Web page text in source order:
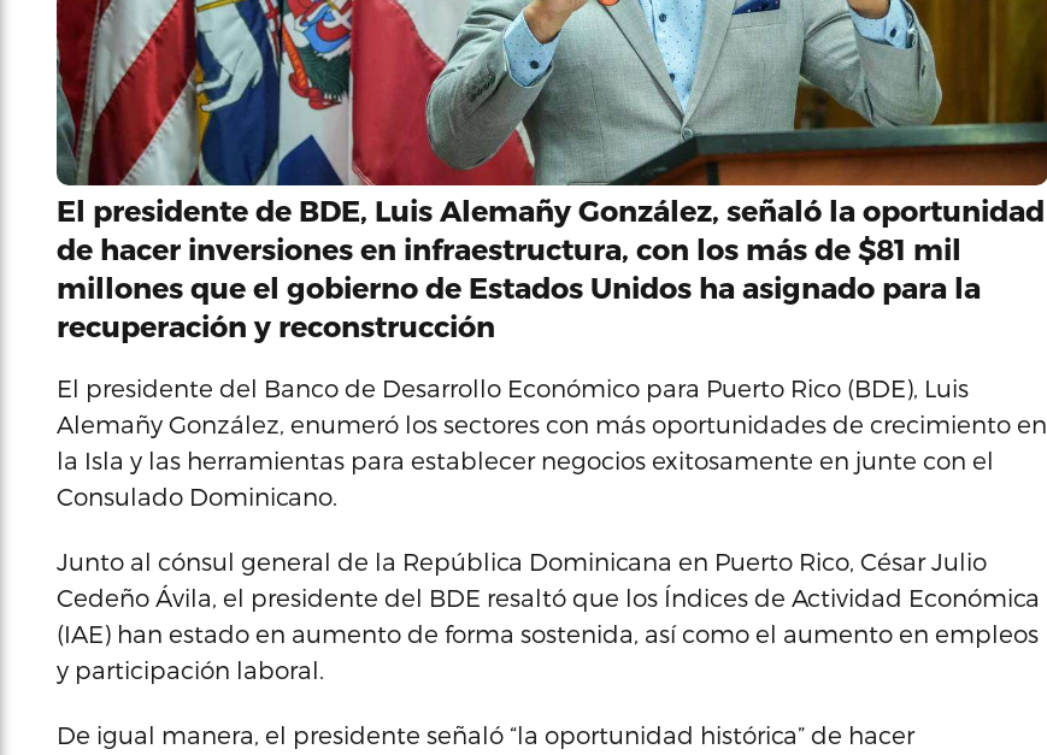
El presidente de BDE, Luis Alemañy González, señaló la oportunidad
de hacer inversiones en infraestructura, con los más de $81 mil
millones que el gobierno de Estados Unidos ha asignado para la
recuperación y reconstrucción
El presidente del Banco de Desarrollo Económico para Puerto Rico (BDE), Luis
Alemañy González, enumeró los sectores con más oportunidades de crecimiento en
la Isla y las herramientas para establecer negocios exitosamente en junte con el
Consulado Dominicano.
Junto al cónsul general de la República Dominicana en Puerto Rico, César Julio
Cedeño Ávila, el presidente del BDE resaltó que los Índices de Actividad Económica
(IAE) han estado en aumento de forma sostenida, así como el aumento en empleos
y participación laboral.
De igual manera, el presidente señaló “la oportunidad histórica” de hacer